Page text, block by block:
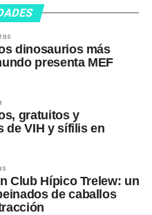
dinosaurios más
presenta MEF
gratuitos y
de VIH y sífilis en
Club Hípico Trelew: un
de caballos